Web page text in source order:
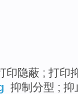
印隐蔽 ; 打印
抑制分型 ; 抑